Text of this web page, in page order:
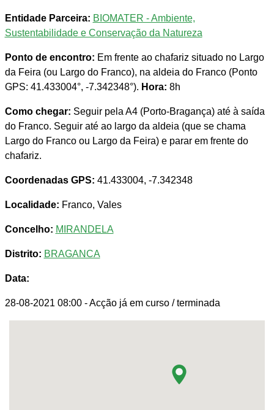
Entidade Parceira: BIOMATER - Ambiente,
Sustentabilidade e Conservação da Natureza
Ponto de encontro: Em frente ao chafariz situado no Largo
da Feira (ou Largo do Franco), na aldeia do Franco (Ponto
GPS: 41.433004°, -7.342348°). Hora: 8h
Como chegar: Seguir pela A4 (Porto-Bragança) até à saída
do Franco. Seguir até ao largo da aldeia (que se chama
Largo do Franco ou Largo da Feira) e parar em frente do
chafariz.
Coordenadas GPS: 41.433004, -7.342348
Localidade: Franco, Vales
Concelho: MIRANDELA
Distrito: BRAGANCA
Data:
28-08-2021 08:00 - Acção já em curso / terminada